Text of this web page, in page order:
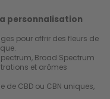
personnalisation
pour offrir des fleurs de
Broad Spectrum
et arômes
de CBD ou CBN uniques,